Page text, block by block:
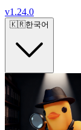
v1.24.0
🇰🇷한국어